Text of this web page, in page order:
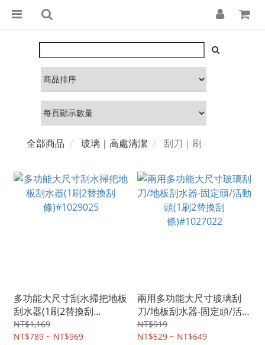
全部商品 玻璃｜高處清潔 刮刀｜刷
多功能大尺寸刮水掃把地板
刮水器(1刷2替換刮
條)#1029025
NT$1,169
NT$789 ~ NT$969
兩用多功能大尺寸玻璃刮
刀/地板刮水器-固定頭/活動
頭(1刷2替換刮
條)#1027022
NT$919
NT$529 ~ NT$649